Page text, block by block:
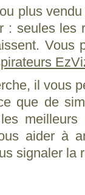
plus
: seules les
Vous
il vous
que de
aider à
signaler la